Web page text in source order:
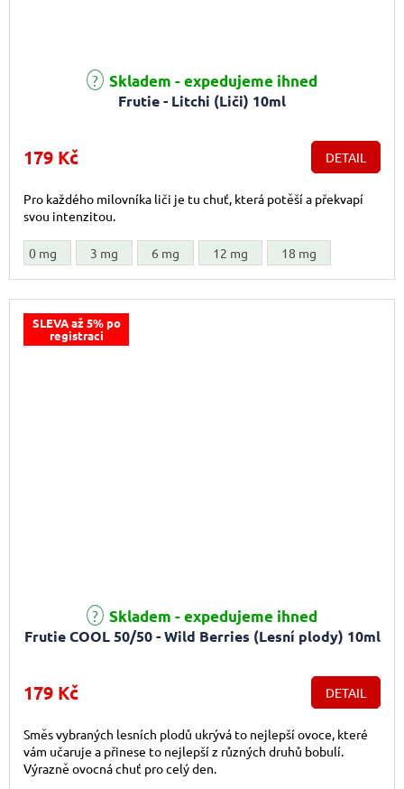
Frutie - Litchi (Liči) 10ml
Skladem - expedujeme ihned
179 Kč DETAIL
Pro každého milovníka liči je tu chuť, která potěší a překvapí
svou intenzitou.
0 mg 3 mg 6 mg 12 mg 18 mg
SLEVA až 5% po
registraci
Frutie COOL 50/50 - Wild Berries (Lesní plody) 10ml
Průměrné hodnocení produktu je 4,0 z 5 hvězdiček.
Skladem - expedujeme ihned
179 Kč DETAIL
Směs vybraných lesních plodů ukrývá to nejlepší ovoce, které
vám učaruje a přinese to nejlepší z různých druhů bobulí.
Výrazně ovocná chuť pro celý den.